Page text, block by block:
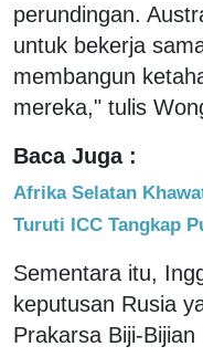
perundingan.
untuk bekerja
membangun
mereka," tulis
Baca Juga :
Afrika Selatan
Turuti ICC Tangkap
Sementara itu,
keputusan Rusia
Prakarsa Biji-